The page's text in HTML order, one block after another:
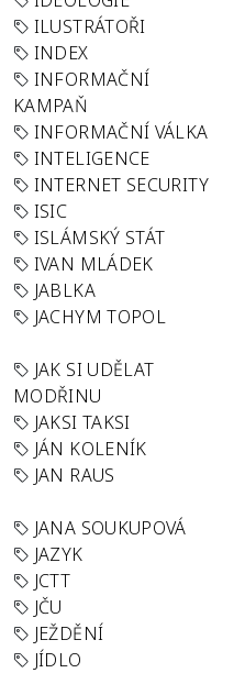
ILUSTRÁTOŘI
INDEX
INFORMAČNÍ
KAMPAŇ
INFORMAČNÍ VÁLKA
INTELIGENCE
INTERNET SECURITY
ISIC
ISLÁMSKÝ STÁT
IVAN MLÁDEK
JABLKA
JACHYM TOPOL
JAK SI UDĚLAT
MODŘINU
JAKSI TAKSI
JÁN KOLENÍK
JAN RAUS
JANA SOUKUPOVÁ
JAZYK
JCTT
JČU
JEŽDĚNÍ
JÍDLO